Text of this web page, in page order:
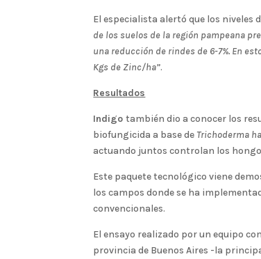
El especialista alertó que los niveles
de los suelos de la región pampeana
una reducción de rindes de 6-7%. En
Kgs de Zinc/ha”.
Resultados
Indigotambién dio a conocer los
biofungicida a base de Trichoderma
actuando juntos controlan los
Este paquete tecnológico viene
los campos donde se ha
convencionales.
El ensayo realizado por un equipo
provincia de Buenos Aires -la